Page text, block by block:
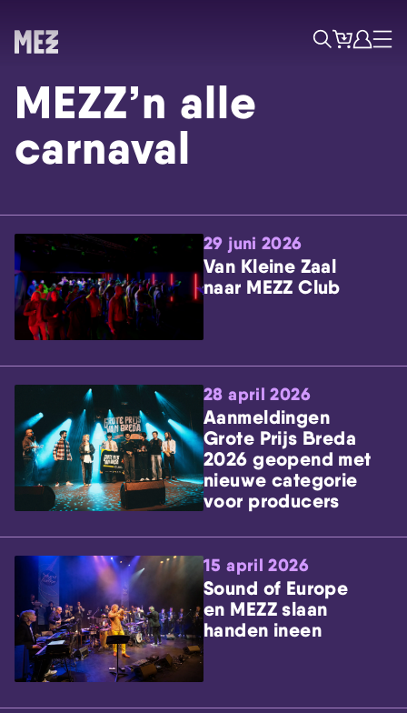
Skip navigatie
ZoekTicketsAccount
Menu
MEZZ’n alle
carnaval
29 juni 2026
Van Kleine Zaal
naar MEZZ Club
28 april 2026
Aanmeldingen
Grote Prijs Breda
2026 geopend met
nieuwe categorie
voor producers
15 april 2026
Sound of Europe
en MEZZ slaan
handen ineen